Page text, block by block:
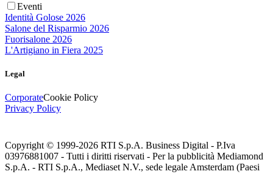
Eventi
Identità Golose 2026
Salone del Risparmio 2026
Fuorisalone 2026
L'Artigiano in Fiera 2025
Legal
CorporateCookie Policy
Privacy Policy
Copyright © 1999-2026 RTI S.p.A. Business Digital - P.Iva
03976881007 - Tutti i diritti riservati - Per la pubblicità Mediamond
S.p.A. - RTI S.p.A., Mediaset N.V., sede legale Amsterdam (Paesi